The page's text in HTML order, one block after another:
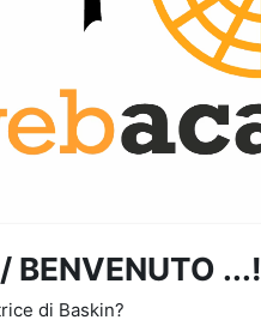
BENVENUTO ...!
di Baskin?